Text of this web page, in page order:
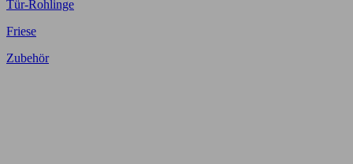
Tür-Rohlinge
Friese
Zubehör